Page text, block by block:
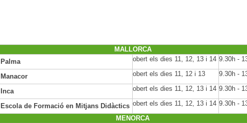
MALLORCA
Palma
obert els dies 11, 12, 13 i 14 9.30h -
Manacor obert els dies 11, 12 i 13 9.30h -
Inca obert els dies 11, 12, 13 i 14 9.30h -
Escola de Formació en Mitjans Didàctics obert els dies 11, 12, 13 i 14 9.30h -
MENORCA